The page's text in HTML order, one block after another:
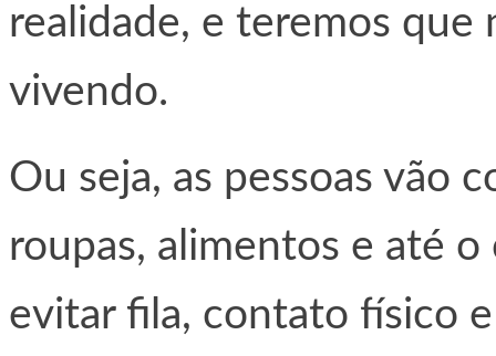
realidade, e teremos que
vivendo.
Ou seja, as pessoas vão
roupas, alimentos e até
evitar fila, contato físico